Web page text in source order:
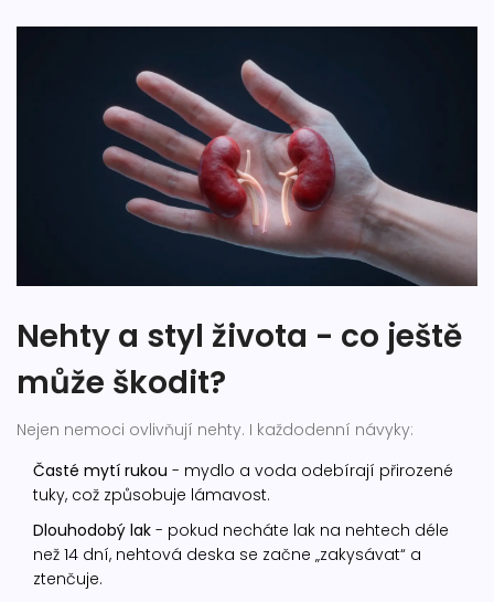
Nehty a styl života - co ještě
může škodit?
Nejen nemoci ovlivňují nehty. I každodenní návyky:
Časté mytí rukou - mydlo a voda odebírají přirozené
tuky, což způsobuje lámavost.
Dlouhodobý lak - pokud necháte lak na nehtech déle
než 14 dní, nehtová deska se začne „zakysávat“ a
ztenčuje.